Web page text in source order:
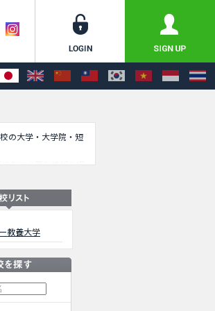
の大学・大学院・短
生に必要な情報を掲
教養大学